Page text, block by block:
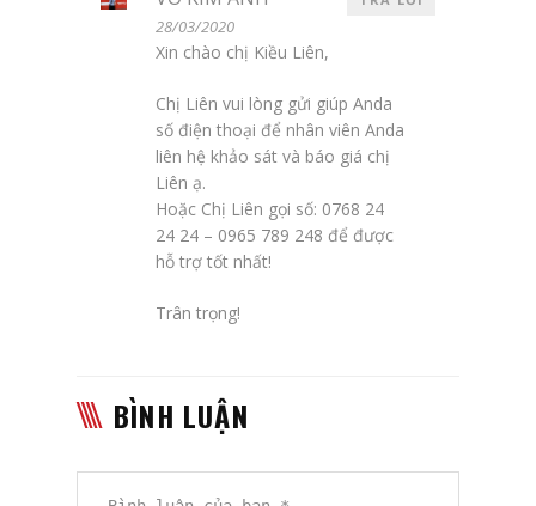
28/03/2020
Xin chào chị Kiều Liên,
Chị Liên vui lòng gửi giúp Anda
số điện thoại để nhân viên Anda
liên hệ khảo sát và báo giá chị
Liên ạ.
Hoặc Chị Liên gọi số: 0768 24
24 24 – 0965 789 248 để được
hỗ trợ tốt nhất!
Trân trọng!
BÌNH LUẬN